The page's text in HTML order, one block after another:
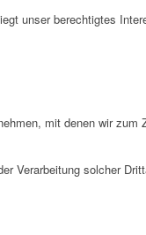
unser berechtigtes
mit denen wir zum
Verarbeitung solcher